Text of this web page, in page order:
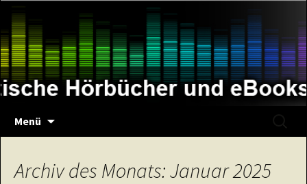
Inhalt
springen
Menü
Archiv des Monats: Januar 2025